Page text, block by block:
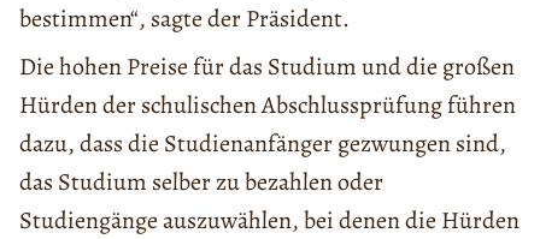
bestimmen“, sagte der Präsident.
Die hohen Preise für das Studium und die großen
Hürden der schulischen Abschlussprüfung führen
dazu, dass die Studienanfänger gezwungen sind,
das Studium selber zu bezahlen oder
Studiengänge auszuwählen, bei denen die Hürden